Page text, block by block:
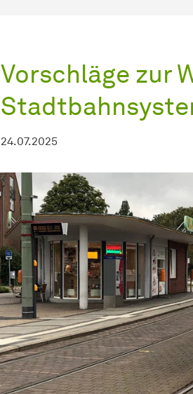
Vorschläge zur
24.07.2025